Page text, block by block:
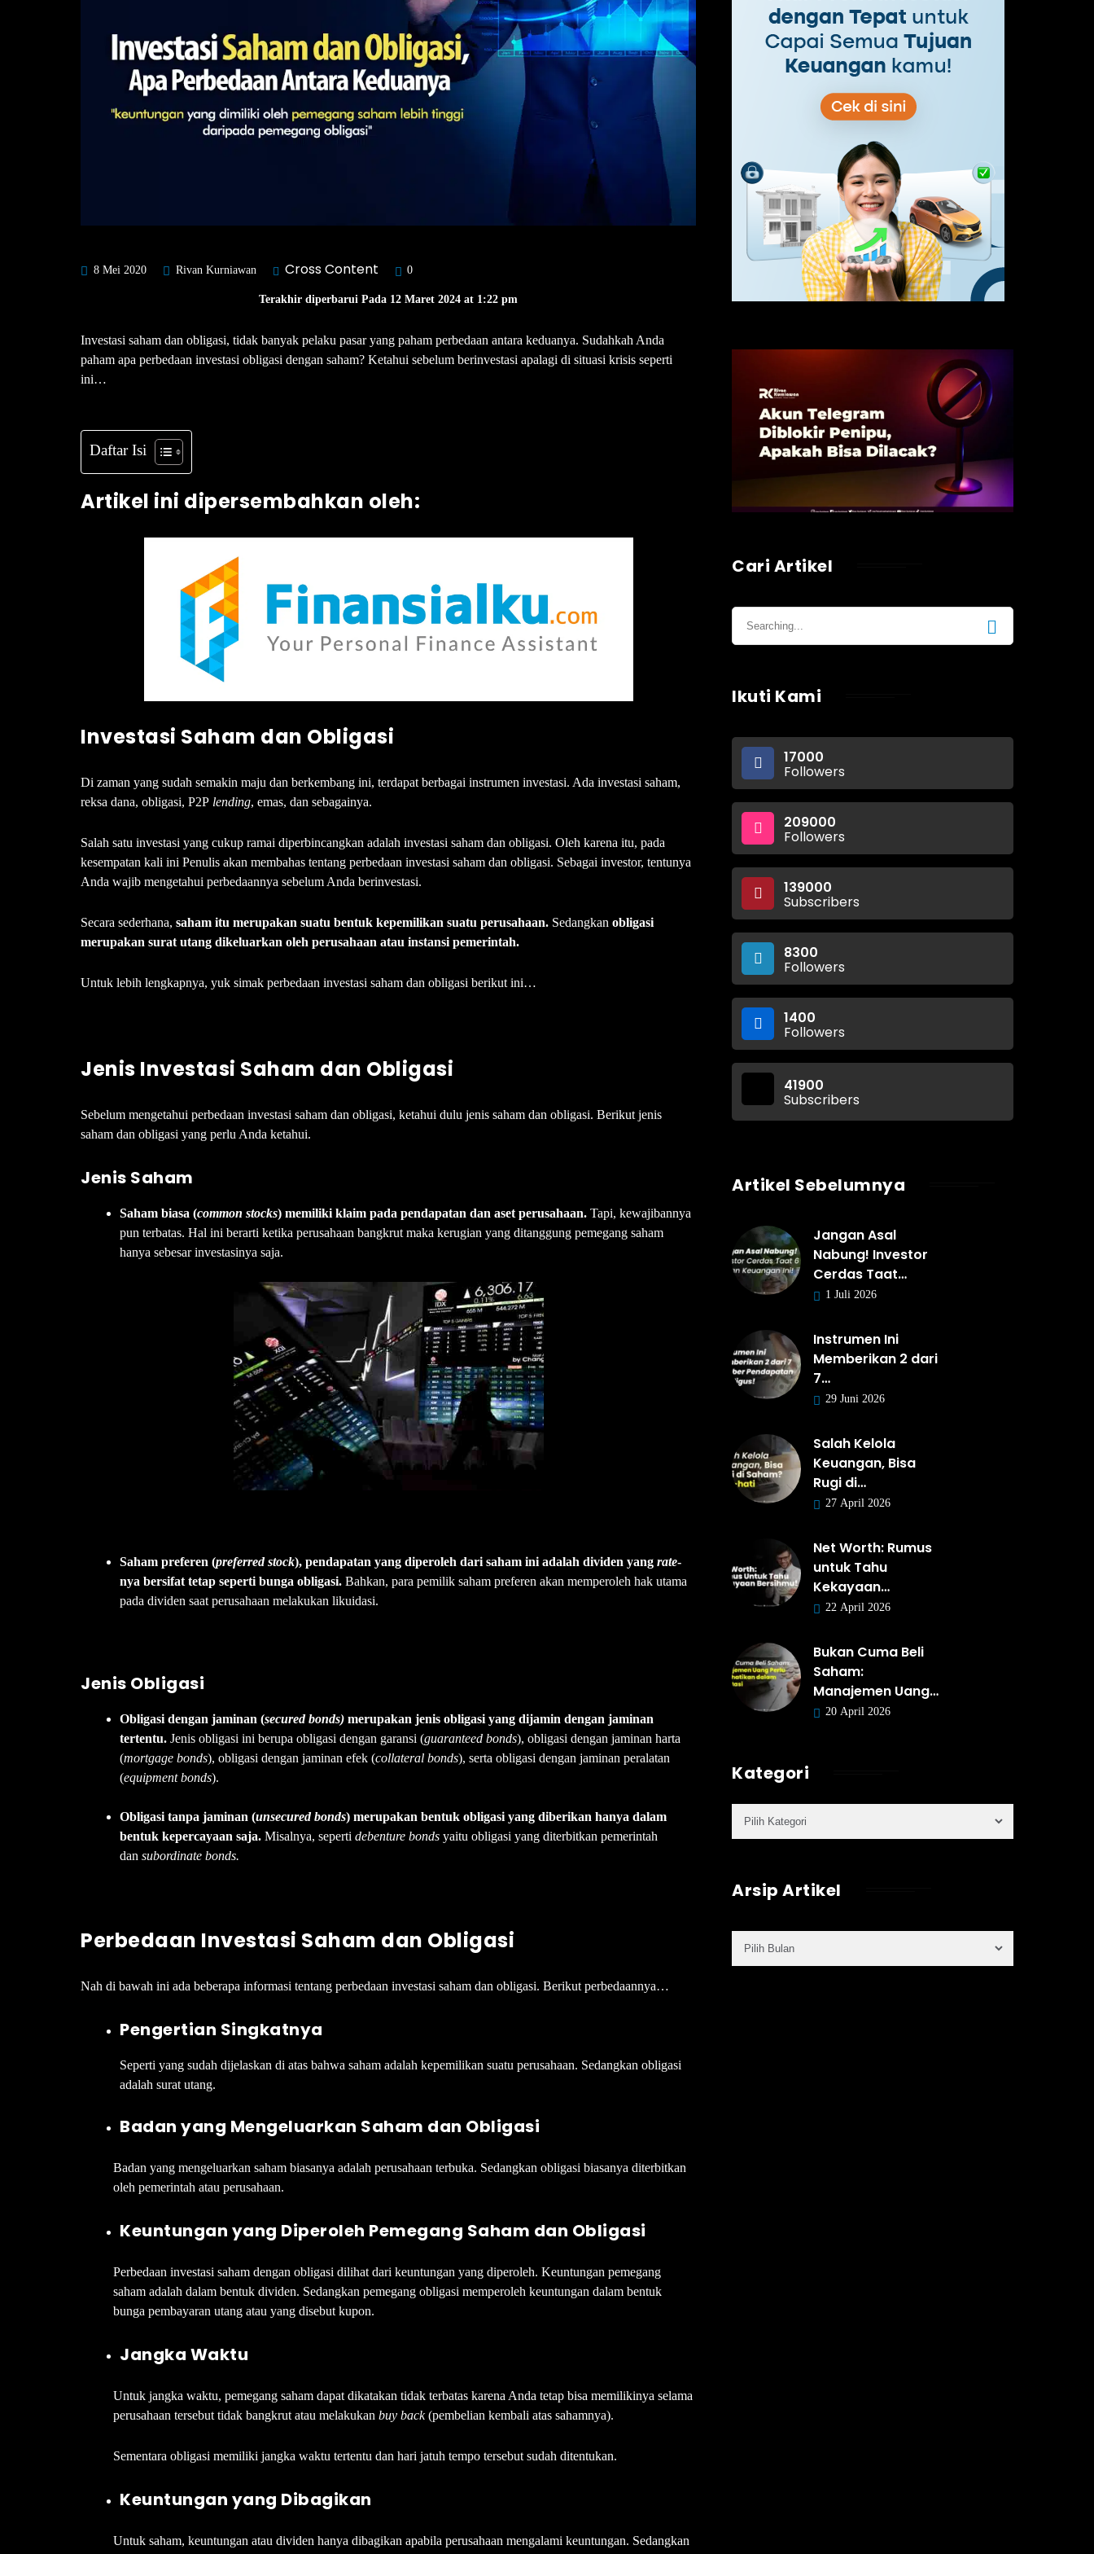
8 Mei 2020 Rivan Kurniawan Cross Content 0
Terakhir diperbarui Pada 12 Maret 2024 at 1:22 pm
Investasi saham dan obligasi, tidak banyak pelaku pasar yang paham perbedaan antara keduanya. Sudahkah Anda
paham apa perbedaan investasi obligasi dengan saham? Ketahui sebelum berinvestasi apalagi di situasi krisis seperti
ini…
Daftar Isi
Artikel ini dipersembahkan oleh:
Investasi Saham dan Obligasi
Di zaman yang sudah semakin maju dan berkembang ini, terdapat berbagai instrumen investasi. Ada investasi saham,
reksa dana, obligasi, P2P lending, emas, dan sebagainya.
Salah satu investasi yang cukup ramai diperbincangkan adalah investasi saham dan obligasi. Oleh karena itu, pada
kesempatan kali ini Penulis akan membahas tentang perbedaan investasi saham dan obligasi. Sebagai investor, tentunya
Anda wajib mengetahui perbedaannya sebelum Anda berinvestasi.
Secara sederhana, saham itu merupakan suatu bentuk kepemilikan suatu perusahaan. Sedangkan obligasi
merupakan surat utang dikeluarkan oleh perusahaan atau instansi pemerintah.
Untuk lebih lengkapnya, yuk simak perbedaan investasi saham dan obligasi berikut ini…
Jenis Investasi Saham dan Obligasi
Sebelum mengetahui perbedaan investasi saham dan obligasi, ketahui dulu jenis saham dan obligasi. Berikut jenis
saham dan obligasi yang perlu Anda ketahui.
Jenis Saham
Saham biasa (common stocks) memiliki klaim pada pendapatan dan aset perusahaan. Tapi, kewajibannya
pun terbatas. Hal ini berarti ketika perusahaan bangkrut maka kerugian yang ditanggung pemegang saham
hanya sebesar investasinya saja.
Saham preferen (preferred stock), pendapatan yang diperoleh dari saham ini adalah dividen yang rate-
nya bersifat tetap seperti bunga obligasi. Bahkan, para pemilik saham preferen akan memperoleh hak utama
pada dividen saat perusahaan melakukan likuidasi.
Jenis Obligasi
Obligasi dengan jaminan (secured bonds) merupakan jenis obligasi yang dijamin dengan jaminan
tertentu. Jenis obligasi ini berupa obligasi dengan garansi (guaranteed bonds), obligasi dengan jaminan harta
(mortgage bonds), obligasi dengan jaminan efek (collateral bonds), serta obligasi dengan jaminan peralatan
(equipment bonds).
Obligasi tanpa jaminan (unsecured bonds) merupakan bentuk obligasi yang diberikan hanya dalam
bentuk kepercayaan saja. Misalnya, seperti debenture bonds yaitu obligasi yang diterbitkan pemerintah
dan subordinate bonds.
Perbedaan Investasi Saham dan Obligasi
Nah di bawah ini ada beberapa informasi tentang perbedaan investasi saham dan obligasi. Berikut perbedaannya…
Pengertian Singkatnya
Seperti yang sudah dijelaskan di atas bahwa saham adalah kepemilikan suatu perusahaan. Sedangkan obligasi
adalah surat utang.
Badan yang Mengeluarkan Saham dan Obligasi
Badan yang mengeluarkan saham biasanya adalah perusahaan terbuka. Sedangkan obligasi biasanya diterbitkan
oleh pemerintah atau perusahaan.
Keuntungan yang Diperoleh Pemegang Saham dan Obligasi
Perbedaan investasi saham dengan obligasi dilihat dari keuntungan yang diperoleh. Keuntungan pemegang
saham adalah dalam bentuk dividen. Sedangkan pemegang obligasi memperoleh keuntungan dalam bentuk
bunga pembayaran utang atau yang disebut kupon.
Jangka Waktu
Untuk jangka waktu, pemegang saham dapat dikatakan tidak terbatas karena Anda tetap bisa memilikinya selama
perusahaan tersebut tidak bangkrut atau melakukan buy back(pembelian kembali atas sahamnya).
Sementara obligasi memiliki jangka waktu tertentu dan hari jatuh tempo tersebut sudah ditentukan.
Keuntungan yang Dibagikan
Untuk saham, keuntungan atau dividen hanya dibagikan apabila perusahaan mengalami keuntungan. Sedangkan
Cari Artikel
Ikuti Kami
17000
Followers
209000
Followers
139000
Subscribers
8300
Followers
1400
Followers
41900
Subscribers
Artikel Sebelumnya
Jangan Asal
Nabung! Investor
Cerdas Taat…
1 Juli 2026
Instrumen Ini
Memberikan 2 dari
7…
29 Juni 2026
Salah Kelola
Keuangan, Bisa
Rugi di…
27 April 2026
Net Worth: Rumus
untuk Tahu
Kekayaan…
22 April 2026
Bukan Cuma Beli
Saham:
Manajemen Uang…
20 April 2026
Kategori
Arsip Artikel